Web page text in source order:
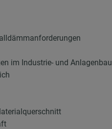
im Industrie- und Anlagenbau